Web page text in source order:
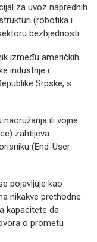
za uvoz naprednih
(robotika i
bezbjednosti.
između američkih
industrije i
Srpske, s
ili vojne
zahtijeva
(End-User
pojavljuje kao
nikakve prethodne
kapacitete da
o prometu